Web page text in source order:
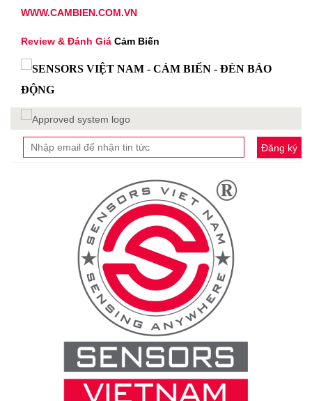
WWW.CAMBIEN.COM.VN
Review & Đánh Giá Cảm Biến
Đăng ký